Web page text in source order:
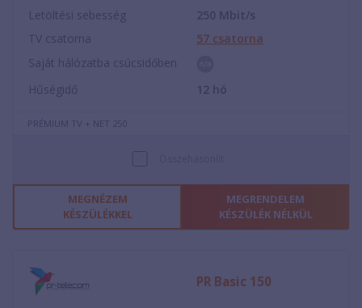
Letöltési sebesség 250 Mbit/s
TV csatorna
57 csatorna
Saját hálózatba csúcsidőben
Hűségidő
12 hó
PRÉMIUM TV + NET 250
MEGNÉZEM
KÉSZÜLÉKKEL
MEGRENDELEM
KÉSZÜLÉK NÉLKÜL
PR Basic 150